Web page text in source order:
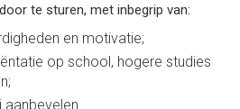
te sturen, met inbegrip van:
en motivatie;
op school, hogere studies
aanbevelen.